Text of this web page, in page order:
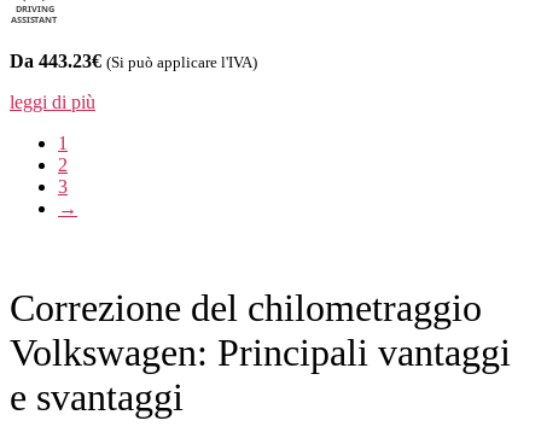
Da 443.23€ (Si può applicare l'IVA)
leggi di più
1
2
3
→
Correzione del chilometraggio
Volkswagen: Principali vantaggi
e svantaggi